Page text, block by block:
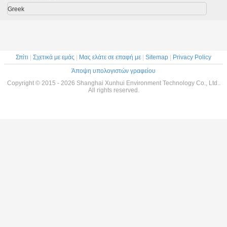
βιομηχανία
Greek
Σπίτι Σχετικά με εμάς Μας ελάτε σε επαφή με Sitemap
Privacy Policy
Άποψη υπολογιστών γραφείου
Copyright © 2015 - 2026 Shanghai Xunhui Environment Technology Co., Ltd..
All rights reserved.